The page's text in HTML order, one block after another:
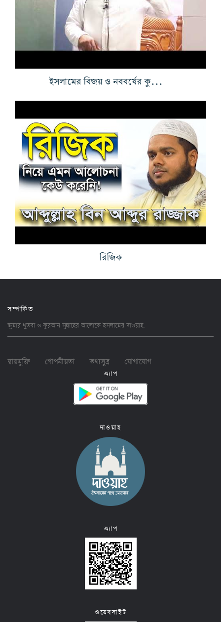
ইসলামের বিজয় ও নববর্ষের কুসংস্কার
রিজিক
সম্পর্কিত
জুমার খুতবা ও কুরআন সুন্নাহের আলোকে ইসলামের দাওয়াহ.
দ্বায়মুক্তি গোপনীয়তা তথ্যসুত্র যোগাযোগ
অ্যাপ
দাওয়াহ
অ্যাপ
ওয়েবসাইট